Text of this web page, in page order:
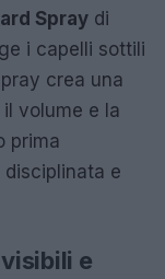
Spray di
i capelli sottili
crea una
volume e la
prima
disciplinata e
e